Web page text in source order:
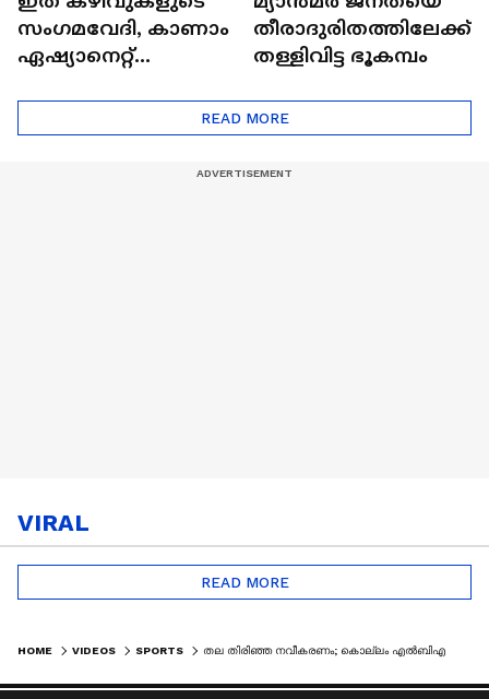
സംഗമവേദി, കാണാം
ഏഷ്യാനെറ്റ്
തീരാദുരിതത്തിലേക്ക്
തള്ളിവിട്ട ഭൂകമ്പം
READ MORE
VIRAL
READ MORE
HOME VIDEOS SPORTS